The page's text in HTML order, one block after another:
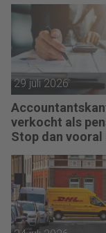
29 juli 2026
verkocht als
Stop dan vooral